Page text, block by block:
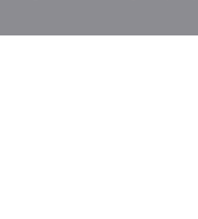
Exportpages International GmbH